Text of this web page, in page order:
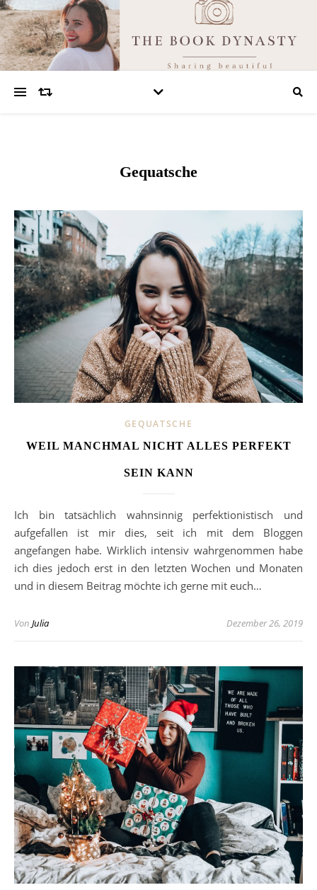
Gequatsche
GEQUATSCHE
WEIL MANCHMAL NICHT ALLES PERFEKT
SEIN KANN
Ich bin tatsächlich wahnsinnig perfektionistisch und
aufgefallen ist mir dies, seit ich mit dem Bloggen
angefangen habe. Wirklich intensiv wahrgenommen habe
ich dies jedoch erst in den letzten Wochen und Monaten
und in diesem Beitrag möchte ich gerne mit euch…
Von Julia Dezember 26, 2019